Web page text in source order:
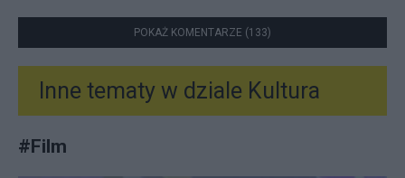
POKAŻ KOMENTARZE (133)
Inne tematy w dziale Kultura
#Film